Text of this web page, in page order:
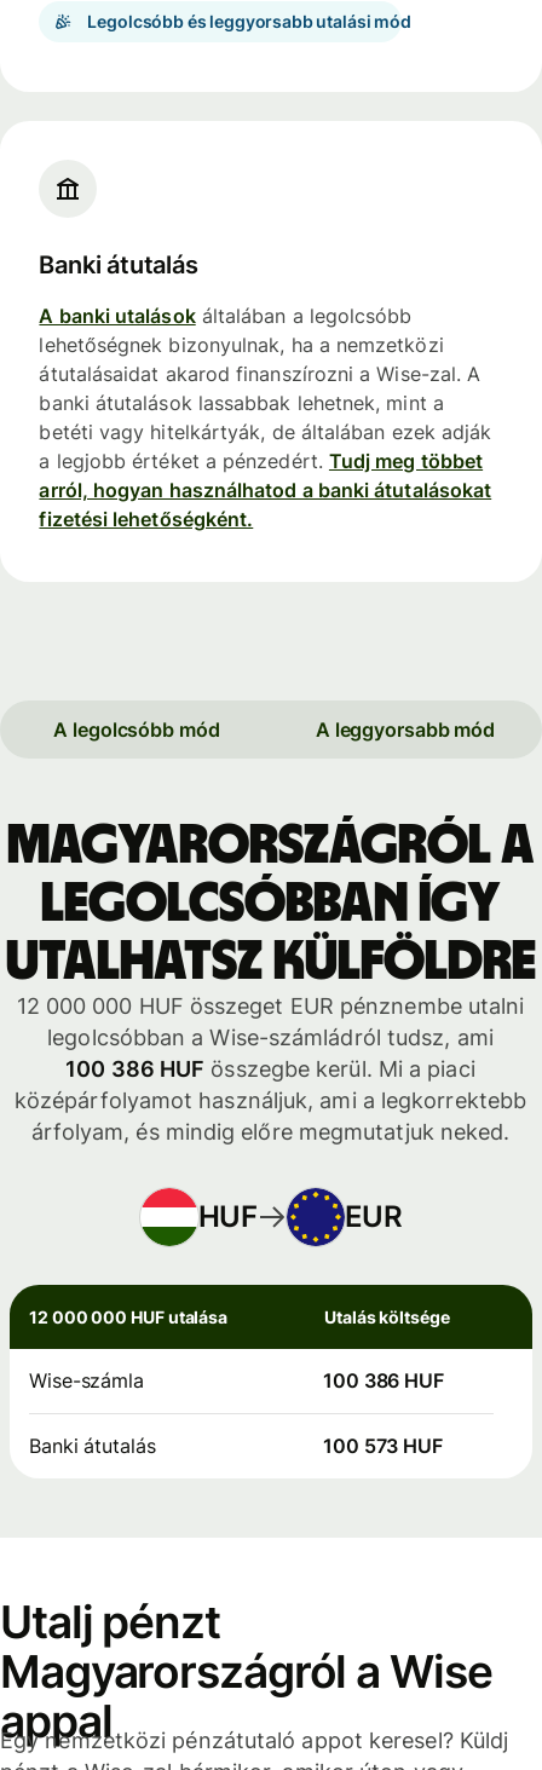
Legolcsóbb és leggyorsabb utalási mód
Banki átutalás
A banki utalásokáltalában a legolcsóbb
lehetőségnek bizonyulnak, ha a nemzetközi
átutalásaidat akarod finanszírozni a Wise-zal. A
banki átutalások lassabbak lehetnek, mint a
betéti vagy hitelkártyák, de általában ezek adják
a legjobb értéket a pénzedért. Tudj meg többet
arról, hogyan használhatod a banki átutalásokat
fizetési lehetőségként.
A legolcsóbb mód A leggyorsabb mód
Magyarországról a
legolcsóbban így
utalhatsz külföldre
12 000 000 HUF összeget EUR pénznembe utalni
legolcsóbban a Wise-számládról tudsz, ami
100 386 HUF összegbe kerül. Mi a piaci
középárfolyamot használjuk, ami a legkorrektebb
árfolyam, és mindig előre megmutatjuk neked.
HUF EUR
12 000 000 HUF utalása Utalás költsége
Wise-számla 100 386 HUF
Banki átutalás 100 573 HUF
Utalj pénzt
Magyarországról a Wise
appal
Egy nemzetközi pénzátutaló appot keresel? Küldj